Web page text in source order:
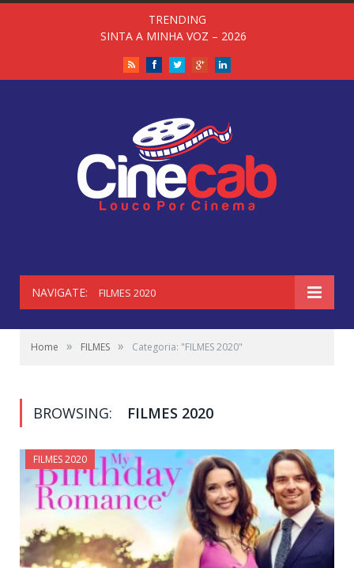
TRENDING
SINTA A MINHA VOZ – 2026
RSS FacebookTwitterGoogle+LinkedIn
NAVIGATE: FILMES 2020
Home » FILMES » Categoria: "FILMES 2020"
BROWSING: FILMES 2020
FILMES 2020